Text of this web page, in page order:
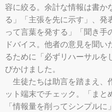
容に絞る。余計な情報は書か
る」「主張を先に示す」、発
って言葉を発する」「聞き手
ドバイス。他者の意見を聞
るために「必ずリハーサルを
びかけました。
生徒たちは助言を踏まえ、
ット端末でチェック。「まと
「情報量を削ってシンプル